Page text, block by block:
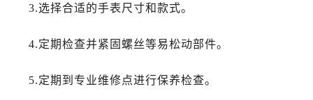
3.选择合适的手表尺寸和款式。
4.定期检查并紧固螺丝等易松动部件。
5.定期到专业维修点进行保养检查。